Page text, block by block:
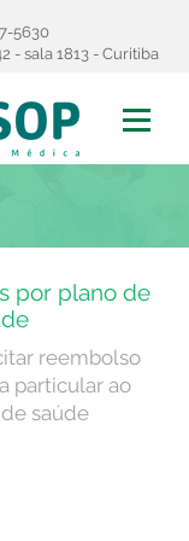
5630
- sala 1813 - Curitiba
por plano de
reembolso
particular ao
saúde